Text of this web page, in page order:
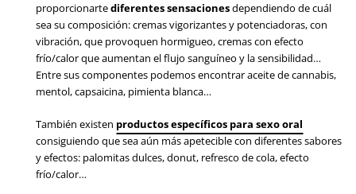
proporcionartediferentes sensacionesdependiendo de cuál
sea su composición: cremas vigorizantes y potenciadoras, con
vibración, que provoquen hormigueo, cremas con efecto
frío/calor que aumentan el flujo sanguíneo y la sensibilidad…
Entre sus componentes podemos encontrar aceite de cannabis,
mentol, capsaicina, pimienta blanca…
También existen productos específicos para sexo oral
consiguiendo que sea aún más apetecible con diferentes sabores
y efectos: palomitas dulces, donut, refresco de cola, efecto
frío/calor…